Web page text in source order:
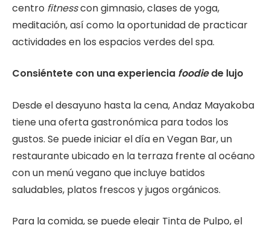
centro fitnesscon gimnasio, clases de yoga,
meditación, así como la oportunidad de practicar
actividades en los espacios verdes del spa.
Consiéntete con una experiencia foodiede lujo
Desde el desayuno hasta la cena, Andaz Mayakoba
tiene una oferta gastronómica para todos los
gustos. Se puede iniciar el día en Vegan Bar, un
restaurante ubicado en la terraza frente al océano
con un menú vegano que incluye batidos
saludables, platos frescos y jugos orgánicos.
Para la comida, se puede elegir Tinta de Pulpo, el